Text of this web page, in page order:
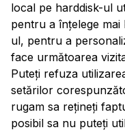
local pe harddisk-ul
pentru a înțelege
ul, pentru a
face următoarea
Puteți refuza
setărilor
rugam sa rețineți
posibil sa nu puteți